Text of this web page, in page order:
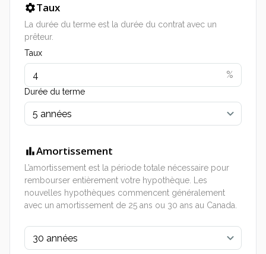
Taux
La durée du terme est la durée du contrat avec un
prêteur.
Taux
%
Durée du terme
5 années
Amortissement
L’amortissement est la période totale nécessaire pour
rembourser entièrement votre hypothèque. Les
nouvelles hypothèques commencent généralement
avec un amortissement de 25 ans ou 30 ans au Canada.
30 années